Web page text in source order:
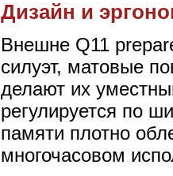
Дизайн и
Внешне Q11
силуэт, матовые
делают их
регулируется по
памяти плотно
многочасовом